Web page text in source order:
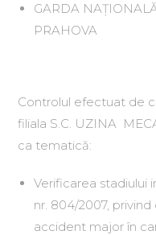
GARDA
PRAHOVA
Controlul efectuat de
filiala S.C. UZINA
ca tematică:
Verificarea stadiului
nr. 804/2007,
accident major în